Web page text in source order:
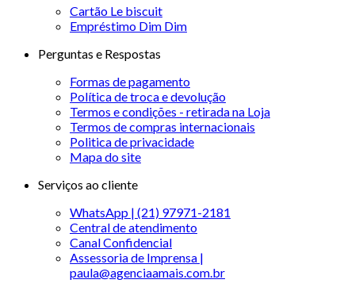
Cartão Le biscuit
Empréstimo Dim Dim
Perguntas e Respostas
Formas de pagamento
Política de troca e devolução
Termos e condições - retirada na Loja
Termos de compras internacionais
Politica de privacidade
Mapa do site
Serviços ao cliente
WhatsApp | (21) 97971-2181
Central de atendimento
Canal Confidencial
Assessoria de Imprensa |
paula@agenciaamais.com.br